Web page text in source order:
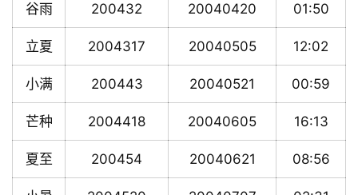
谷雨 200432 20040420 01:50
立夏 2004317 20040505 12:02
小满 200443 20040521 00:59
芒种 2004418 20040605 16:13
夏至 200454 20040621 08:56